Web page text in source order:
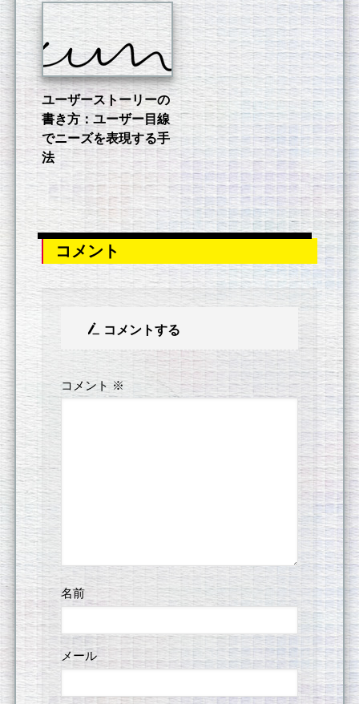
ユーザーストーリーの
書き方：ユーザー目線
でニーズを表現する手
法
コメント
コメントする
コメント ※
名前
メール